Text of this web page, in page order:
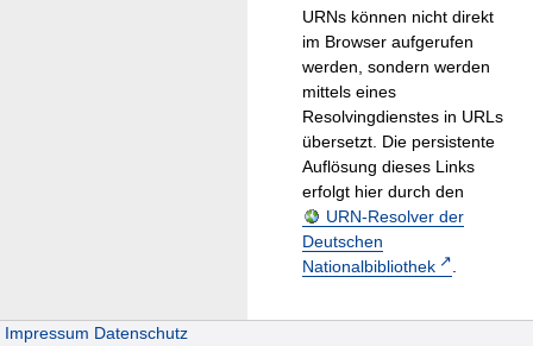
URNs können nicht direkt
im Browser aufgerufen
werden, sondern werden
mittels eines
Resolvingdienstes in URLs
übersetzt. Die persistente
Auflösung dieses Links
erfolgt hier durch den
URN-Resolver der
Deutschen
Nationalbibliothek
.
Impressum Datenschutz